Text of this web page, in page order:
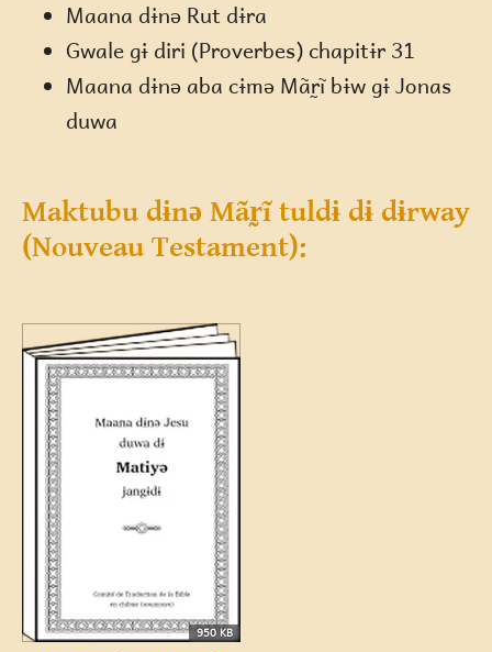
Maana dɨnə Rut dɨra
Gwale gɨ diri (Proverbes) chapitɨr 31
Maana dɨnə aba cɨmə Mãr̰ĩ bɨw gɨ Jonas
duwa
Maktubu dɨnə Mãr̰ĩ tuldɨ dɨ dɨrway
(Nouveau Testament):
950 KB